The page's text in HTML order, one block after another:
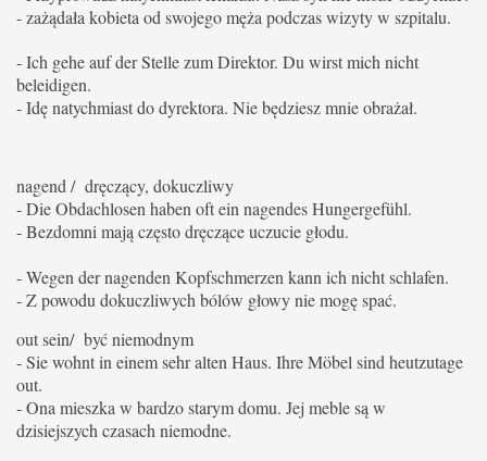
- zażądała kobieta od swojego męża podczas wizyty w szpitalu.
- Ich gehe auf der Stelle zum Direktor. Du wirst mich nicht
beleidigen.
- Idę natychmiast do dyrektora. Nie będziesz mnie obrażał.
nagend / dręczący, dokuczliwy
- Die Obdachlosen haben oft ein nagendes Hungergefühl.
- Bezdomni mają często dręczące uczucie głodu.
- Wegen der nagenden Kopfschmerzen kann ich nicht schlafen.
- Z powodu dokuczliwych bólów głowy nie mogę spać.
out sein/ być niemodnym
- Sie wohnt in einem sehr alten Haus. Ihre Möbel sind heutzutage
out.
- Ona mieszka w bardzo starym domu. Jej meble są w
dzisiejszych czasach niemodne.